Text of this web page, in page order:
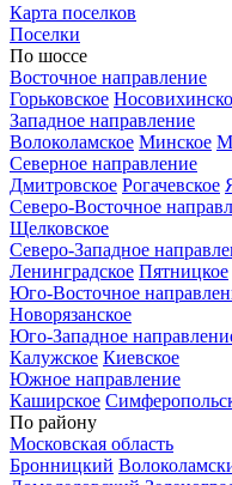
Карта поселков
Поселки
По шоссе
Восточное направление
Горьковское
Западное направление
Волоколамское Минское
Северное направление
Дмитровское Рогачевское
Северо-Восточное
Щелковское
Северо-Западное
Ленинградское Пятницкое
Юго-Восточное
Новорязанское
Юго-Западное
Калужское Киевское
Южное направление
Каширское
По району
Московская область
Бронницкий